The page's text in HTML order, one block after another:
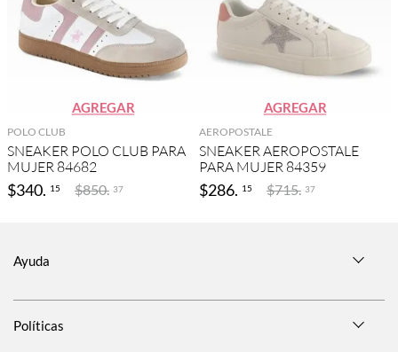
AGREGAR
POLO CLUB
SNEAKER POLO CLUB PARA
MUJER 84682
$340. 15 $850. 37
AGREGAR
AEROPOSTALE
SNEAKER AEROPOSTALE
PARA MUJER 84359
$286. 15 $715. 37
Ayuda
Políticas